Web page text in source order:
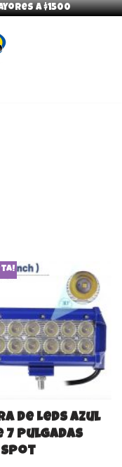
a $1500
De Leds Azul
7 Pulgadas
Spot